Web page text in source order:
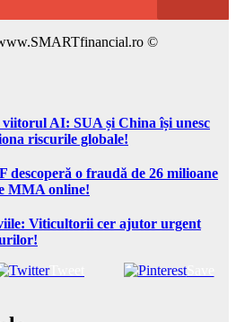
©
AI: SUA și China își unesc
riscurile globale!
descoperă o fraudă de 26 milioane
MMA online!
Viticultorii cer ajutor urgent
Tweet Save